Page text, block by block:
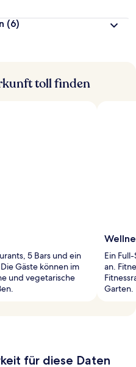
(6)
toll finden
5 Bars und ein
Gäste können im
und vegetarische
Ein
an.
Garten.
für diese Daten